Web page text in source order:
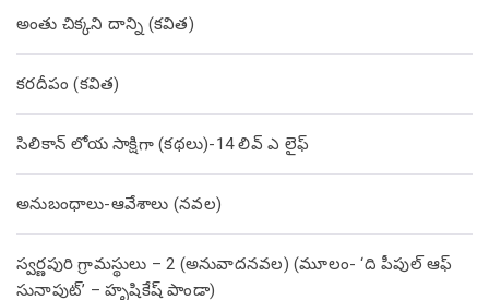
అంతు చిక్కని దాన్ని (కవిత)
కరదీపం (కవిత)
సిలికాన్ లోయ సాక్షిగా (కథలు)-14 లివ్ ఎ లైఫ్
అనుబంధాలు-ఆవేశాలు (నవల)
స్వర్ణపురి గ్రామస్థులు – 2 (అనువాదనవల) (మూలం- ‘ది పీపుల్ ఆఫ్
సునాపుట్’ – హృషికేష్ పాండా)